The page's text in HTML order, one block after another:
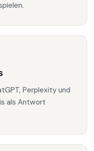
Perplexity und
als Antwort